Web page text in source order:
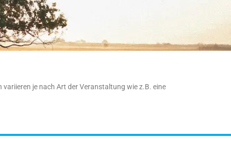
je nach Art der Veranstaltung wie z.B. eine